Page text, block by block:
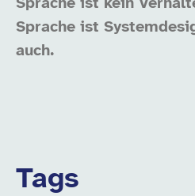
Sprache ist kein
Sprache ist
auch.
Tags